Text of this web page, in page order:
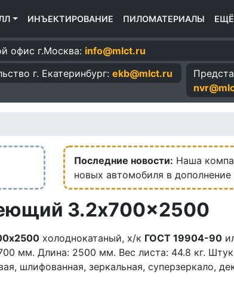
ИНЪЕКТИРОВАНИЕ ПИЛОМАТЕРИАЛЫ ЕЩЁ
офис г.Москва: info@mlct.ru
г. Екатеринбург:ekb@mlct.ru
Последние новости: Наша
новых автомобиля в
3.2x700x2500
холоднокатаный, х/к ГОСТ 19904-90
мм. Длина: 2500 мм. Вес листа: 44.8 кг.
шлифованная, зеркальная, суперзеркало,